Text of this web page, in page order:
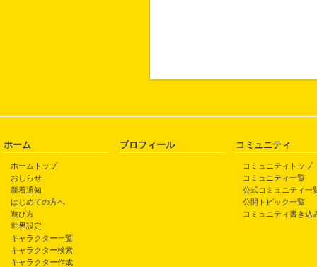
ホーム
ホームトップ
おしらせ
新着通知
はじめての方へ
遊び方
世界設定
キャラクター一覧
キャラクター検索
キャラクター作成
プロフィール コミュニティ
コミュニティトップ
コミュニティ一覧
公式コミュニティ一
公開トピック一覧
コミュニティ書き込